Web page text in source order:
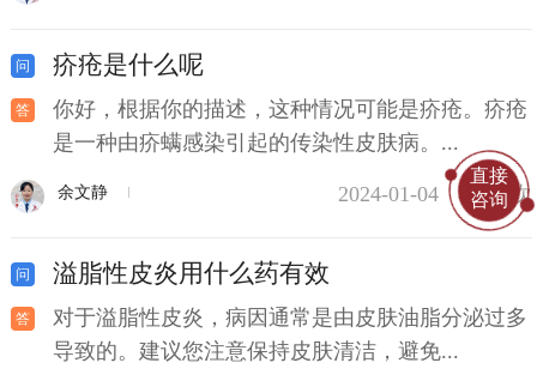
疥疮是什么呢
你好，根据你的描述，这种情况可能是疥疮。疥疮
是一种由疥螨感染引起的传染性皮肤病。...
余文静 2024-01-04 138次
溢脂性皮炎用什么药有效
对于溢脂性皮炎，病因通常是由皮肤油脂分泌过多
导致的。建议您注意保持皮肤清洁，避免...
直接
咨询